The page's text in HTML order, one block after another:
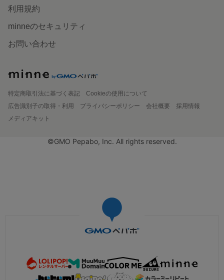
利用規約
minneのセキュリティ
お問い合わせ
特定商取引法に基づく表記
Cookieの使用について
広告識別子の取得・利用
プライバシーポリシー 会社概要
採用情報
メディアキット
©GMO Pepabo, Inc. All rights reserved.